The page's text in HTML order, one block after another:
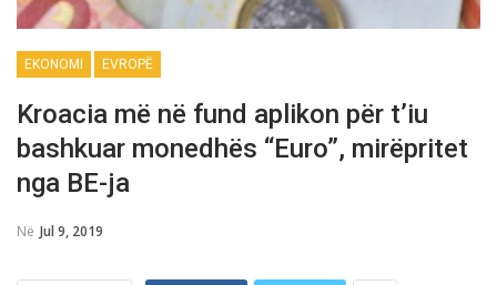
EKONOMI EVROPË
Kroacia më në fund aplikon për t’iu
bashkuar monedhës “Euro”, mirëpritet
nga BE-ja
Në Jul 9, 2019